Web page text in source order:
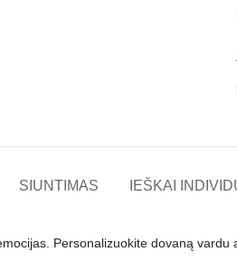
SIUNTIMAS IEŠKAI
Personalizuokite dovaną vardu